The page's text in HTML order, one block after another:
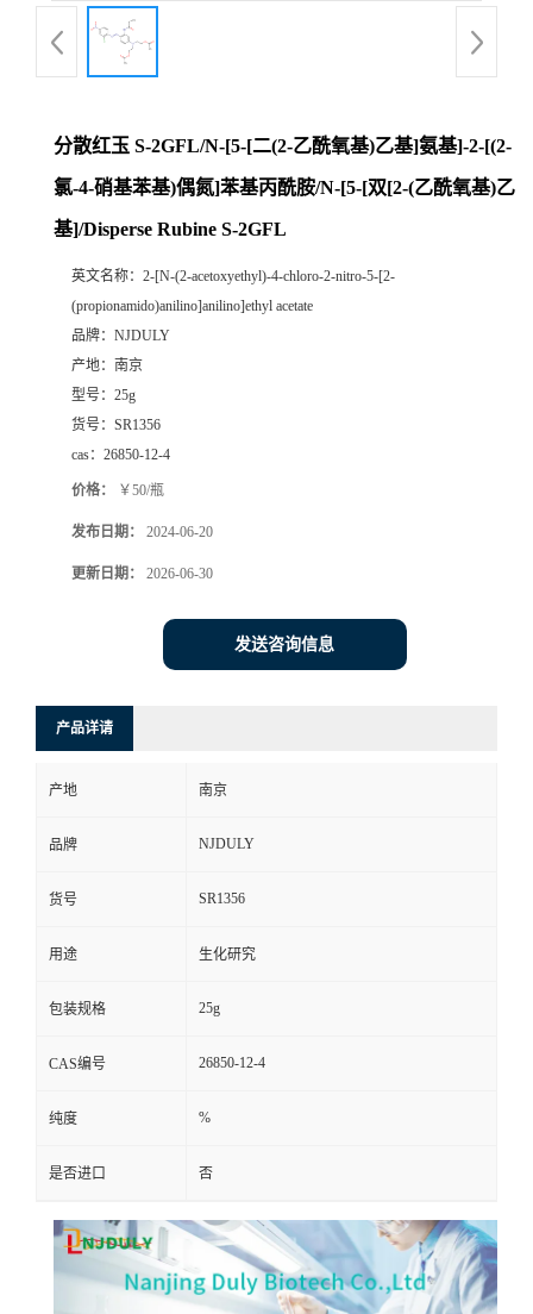
分散红玉 S-2GFL/N-[5-[二(2-乙酰氧基)乙基]氨基]-2-[(2-
氯-4-硝基苯基)偶氮]苯基丙酰胺/N-[5-[双[2-(乙酰氧基)乙
基]/Disperse Rubine S-2GFL
英文名称： 2-[N-(2-acetoxyethyl)-4-chloro-2-nitro-5-[2-
(propionamido)anilino]anilino]ethyl acetate
品牌： NJDULY
产地： 南京
型号： 25g
货号： SR1356
cas： 26850-12-4
价格： ￥50/瓶
发布日期： 2024-06-20
更新日期： 2026-06-30
发送咨询信息
产品详请
产地 南京
品牌 NJDULY
货号 SR1356
用途 生化研究
包装规格 25g
CAS编号 26850-12-4
纯度 %
是否进口 否